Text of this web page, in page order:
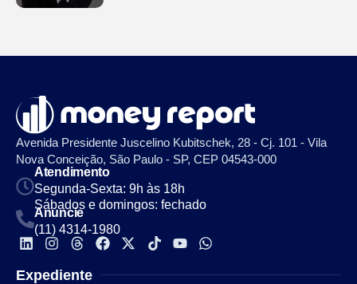
Avenida Presidente Juscelino Kubitschek, 28 - Cj. 101 - Vila
Nova Conceição, São Paulo - SP, CEP 04543-000
Atendimento
Segunda-Sexta: 9h às 18h
Sábados e domingos: fechado
Anuncie
(11) 4314-1980
Expediente